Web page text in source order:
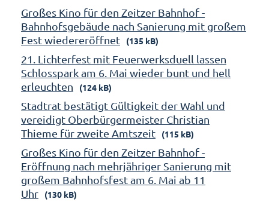
Großes Kino für den Zeitzer Bahnhof -
Bahnhofsgebäude nach Sanierung mit großem
Fest wiedereröffnet
(135 kB)
21. Lichterfest mit Feuerwerksduell lassen
Schlosspark am 6. Mai wieder bunt und hell
erleuchten
(124 kB)
Stadtrat bestätigt Gültigkeit der Wahl und
vereidigt Oberbürgermeister Christian
Thieme für zweite Amtszeit
(115 kB)
Großes Kino für den Zeitzer Bahnhof -
Eröffnung nach mehrjähriger Sanierung mit
großem Bahnhofsfest am 6. Mai ab 11
Uhr
(130 kB)